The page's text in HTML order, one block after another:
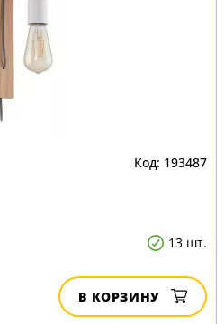
193487
13 шт.
В КОРЗИНУ